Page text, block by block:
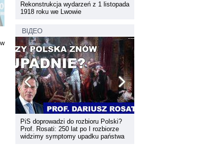
Rekonstrukcja wydarzeń z 1 listopada
1918 roku we Lwowie
ВІДЕО
PiS doprowadzi do rozbioru Polski?
Prof. Rosati: 250 lat po I rozbiorze
widzimy symptomy upadku państwa